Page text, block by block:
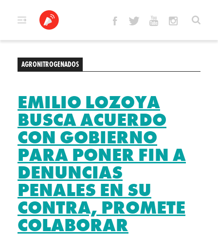
AGRONITROGENADOS
EMILIO LOZOYA
BUSCA ACUERDO
CON GOBIERNO
PARA PONER FIN A
DENUNCIAS
PENALES EN SU
CONTRA, PROMETE
COLABORAR